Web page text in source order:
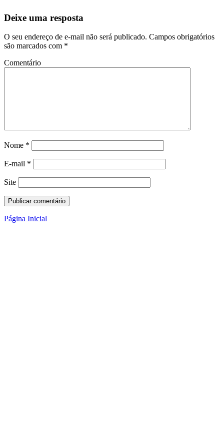
Deixe uma resposta
O seu endereço de e-mail não será publicado. Campos obrigatórios
são marcados com *
Comentário
Nome *
E-mail *
Site
Página Inicial